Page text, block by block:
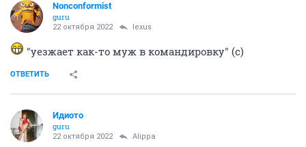
Nonconformist
guru
22 октября 2022 lexus
"уезжает как-то муж в командировку" (с)
ОТВЕТИТЬ
Идиото
guru
22 октября 2022 Alippa